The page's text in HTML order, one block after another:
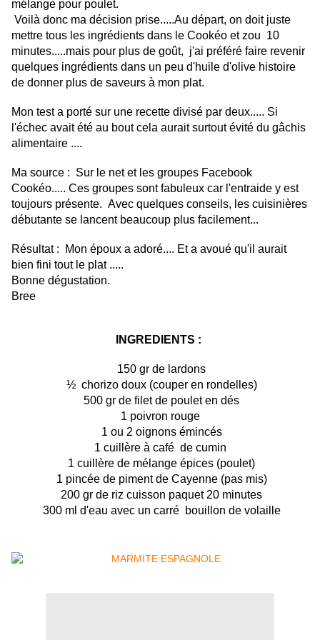
mélange pour poulet.
Voilà donc ma décision prise.....Au départ, on doit juste
mettre tous les ingrédients dans le Cookéo et zou 10
minutes.....mais pour plus de goût, j'ai préféré faire revenir
quelques ingrédients dans un peu d'huile d'olive histoire
de donner plus de saveurs à mon plat.
Mon test a porté sur une recette divisé par deux..... Si
l'échec avait été au bout cela aurait surtout évité du gâchis
alimentaire ....
Ma source : Sur le net et les groupes Facebook
Cookéo..... Ces groupes sont fabuleux car l'entraide y est
toujours présente. Avec quelques conseils, les cuisinières
débutante se lancent beaucoup plus facilement...
Résultat : Mon époux a adoré.... Et a avoué qu'il aurait
bien fini tout le plat .....
Bonne dégustation.
Bree
INGREDIENTS :
150 gr de lardons
½ chorizo doux (couper en rondelles)
500 gr de filet de poulet en dés
1 poivron rouge
1 ou 2 oignons émincés
1 cuillère à café de cumin
1 cuillère de mélange épices (poulet)
1 pincée de piment de Cayenne (pas mis)
200 gr de riz cuisson paquet 20 minutes
300 ml d'eau avec un carré bouillon de volaille